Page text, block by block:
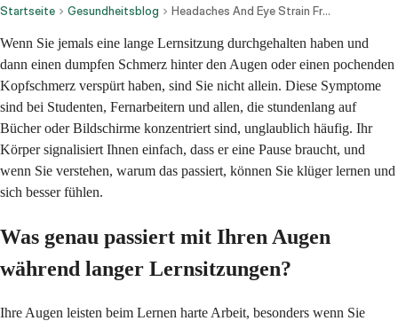
Startseite Gesundheitsblog Headaches And Eye Strain From Prolonged Study Sessions
Wenn Sie jemals eine lange Lernsitzung durchgehalten haben und
dann einen dumpfen Schmerz hinter den Augen oder einen pochenden
Kopfschmerz verspürt haben, sind Sie nicht allein. Diese Symptome
sind bei Studenten, Fernarbeitern und allen, die stundenlang auf
Bücher oder Bildschirme konzentriert sind, unglaublich häufig. Ihr
Körper signalisiert Ihnen einfach, dass er eine Pause braucht, und
wenn Sie verstehen, warum das passiert, können Sie klüger lernen und
sich besser fühlen.
Was genau passiert mit Ihren Augen
während langer Lernsitzungen?
Ihre Augen leisten beim Lernen harte Arbeit, besonders wenn Sie